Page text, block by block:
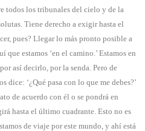
todos los tribunales del cielo y de la
Tiene derecho a exigir hasta el
pues? Llegar lo más pronto posible a
estamos ‘en el camino.’ Estamos en
así decirlo, por la senda. Pero de
dice: ‘¿Qué pasa con lo que me debes?’
de acuerdo con él o se pondrá en
hasta el último cuadrante. Esto no es
de viaje por este mundo, y ahí está